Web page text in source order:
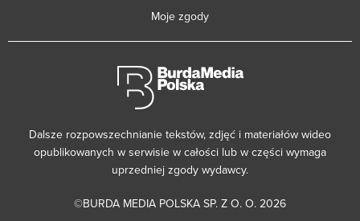
Moje zgody
Dalsze rozpowszechnianie tekstów, zdjęć i materiałów wideo
opublikowanych w serwisie w całości lub w części wymaga
uprzedniej zgody wydawcy.
©BURDA MEDIA POLSKA SP. Z O. O. 2026